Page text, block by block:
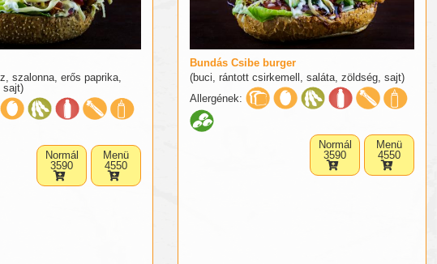
szalonna, erős paprika,
sajt)
Normál
3590
Menü
4550
Bundás Csibe burger
(buci, rántott csirkemell, saláta, zöldség, sajt)
Allergének:
Normál
3590
Menü
4550